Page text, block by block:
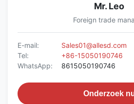
Mr. Leo
Foreign trade
E-mail:
Sales01@allesd.com
Tel:
+86-15050190746
WhatsApp:
8615050190746
Onderzoek